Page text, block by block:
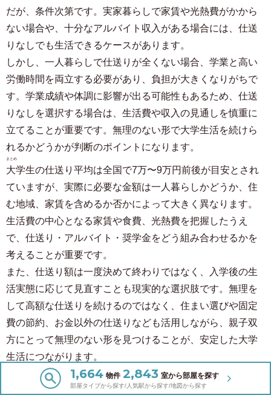
だが、条件次第です。実家暮らしで家賃や光熱費がかから
ない場合や、十分なアルバイト収入がある場合には、仕送
りなしでも生活できるケースがあります。
しかし、一人暮らしで仕送りが全くない場合、学業と高い
労働時間を両立する必要があり、負担が大きくなりがちで
す。学業成績や体調に影響が出る可能性もあるため、仕送
りなしを選択する場合は、生活費や収入の見通しを慎重に
立てることが重要です。無理のない形で大学生活を続けら
れるかどうかが判断のポイントになります。
まとめ
大学生の仕送り平均は全国で7万〜9万円前後が目安とされ
ていますが、実際に必要な金額は一人暮らしかどうか、住
む地域、家賃を含めるか否かによって大きく異なります。
生活費の中心となる家賃や食費、光熱費を把握したうえ
で、仕送り・アルバイト・奨学金をどう組み合わせるかを
考えることが重要です。
また、仕送り額は一度決めて終わりではなく、入学後の生
活実態に応じて見直すことも現実的な選択肢です。無理を
して高額な仕送りを続けるのではなく、住まい選びや固定
費の節約、お金以外の仕送りなども活用しながら、親子双
方にとって無理のない形を見つけることが、安定した大学
生活につながります。
物件検索はこちら
1,664 物件 2,843 室から部屋を探す
部屋タイプから探す/人気駅から探す/地図から探す